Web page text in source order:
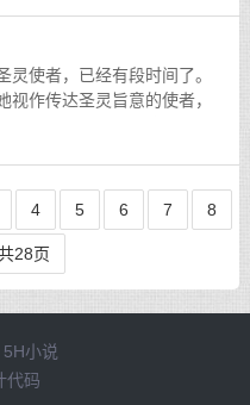
使者，已经有段时间了。
作传达圣灵旨意的使者，
勉为其难地认了这个称
4 5 6 7 8
28页
5H小说
代码